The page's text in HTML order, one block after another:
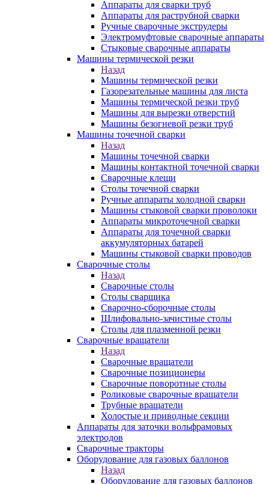
Аппараты для сварки труб
Аппараты для раструбной сварки
Ручные сварочные экструдеры
Электромуфтовые сварочные аппараты
Стыковые сварочные аппараты
Машины термической резки
Назад
Машины термической резки
Газорезательные машины для листа
Машины термической резки труб
Машины для вырезки отверстий
Машины безогневой резки труб
Машины точечной сварки
Назад
Машины точечной сварки
Машины контактной точечной сварки
Сварочные клещи
Столы точечной сварки
Ручные аппараты холодной сварки
Машины стыковой сварки проволоки
Аппараты микроточечной сварки
Аппараты для точечной сварки
аккумуляторных батарей
Машины стыковой сварки проводов
Сварочные столы
Назад
Сварочные столы
Столы сварщика
Сварочно-сборочные столы
Шлифовально-зачистные столы
Столы для плазменной резки
Сварочные вращатели
Назад
Сварочные вращатели
Сварочные позиционеры
Сварочные поворотные столы
Роликовые сварочные вращатели
Трубные вращатели
Холостые и приводные секции
Аппараты для заточки вольфрамовых
электродов
Сварочные тракторы
Оборудование для газовых баллонов
Назад
Оборудование для газовых баллонов